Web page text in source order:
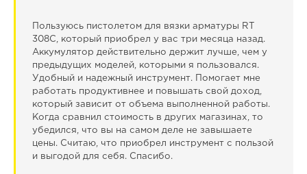
Пользуюсь пистолетом для вязки арматуры RT
308C, который приобрел у вас три месяца назад.
Аккумулятор действительно держит лучше, чем у
предыдущих моделей, которыми я пользовался.
Удобный и надежный инструмент. Помогает мне
работать продуктивнее и повышать свой доход,
который зависит от объема выполненной работы.
Когда сравнил стоимость в других магазинах, то
убедился, что вы на самом деле не завышаете
цены. Считаю, что приобрел инструмент с пользой
и выгодой для себя. Спасибо.